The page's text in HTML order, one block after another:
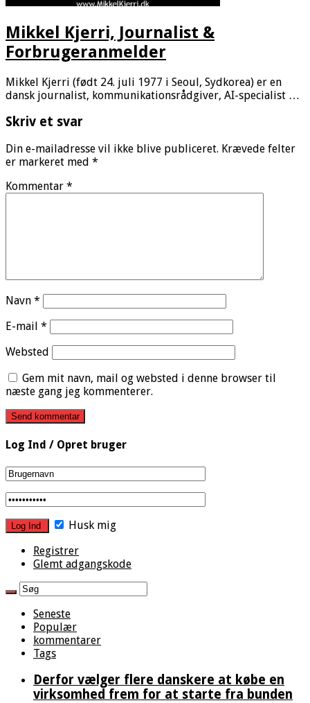
Mikkel Kjerri, Journalist &
Forbrugeranmelder
Mikkel Kjerri (født 24. juli 1977 i Seoul, Sydkorea) er en
dansk journalist, kommunikationsrådgiver, AI-specialist …
Skriv et svar
Din e-mailadresse vil ikke blive publiceret. Krævede felter
er markeret med *
Kommentar *
Navn *
E-mail *
Websted
Gem mit navn, mail og websted i denne browser til
næste gang jeg kommenterer.
Log Ind / Opret bruger
Husk mig
Registrer
Glemt adgangskode
Seneste
Populær
kommentarer
Tags
Derfor vælger flere danskere at købe en
virksomhed frem for at starte fra bunden